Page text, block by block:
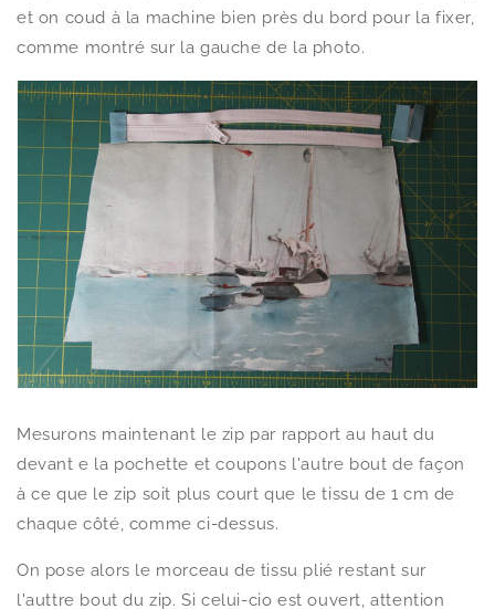
et on coud à la machine bien près du bord pour la fixer,
comme montré sur la gauche de la photo.
Mesurons maintenant le zip par rapport au haut du
devant e la pochette et coupons l'autre bout de façon
à ce que le zip soit plus court que le tissu de 1 cm de
chaque côté, comme ci-dessus.
On pose alors le morceau de tissu plié restant sur
l'auttre bout du zip. Si celui-cio est ouvert, attention